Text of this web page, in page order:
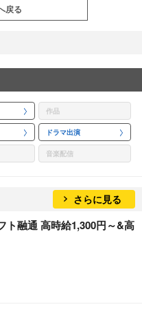
戻る
作品
ドラマ出演
音楽配信
さらに見る
ト融通 高時給1,300円～&高